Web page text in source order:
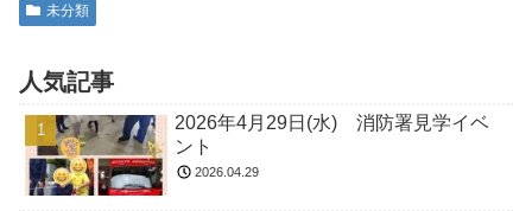
未分類
人気記事
2026年4月29日(水) 消防署見学イベ
ント
2026.04.29